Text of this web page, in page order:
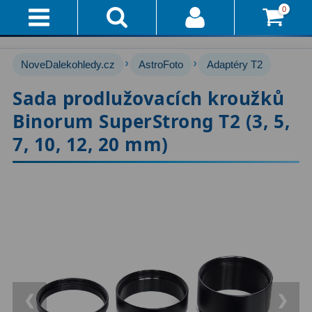
0
Přihlášení
Průvodce
Doručení
Vrácení
Do
Akce!
Pro začátečníky 67
Pro děti30
Ritchey-Chrétien13
NoveDalekohledy.cz › AstroFoto › Adaptéry T2
❮ ❯
Sada prodlužovacích kroužků
Binorum SuperStrong T2 (3, 5,
7, 10, 12, 20 mm)